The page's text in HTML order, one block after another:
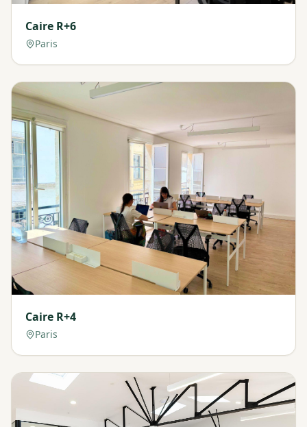
Caire R+6
Paris
Caire R+4
Paris